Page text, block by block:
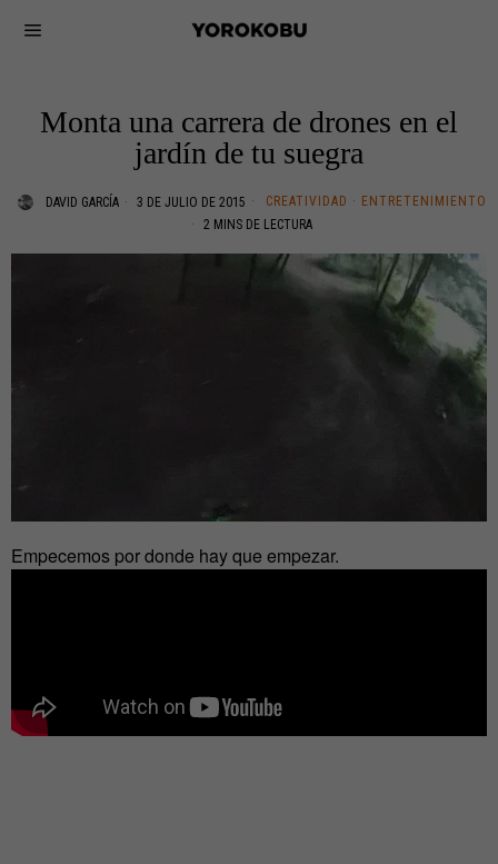
Monta una carrera de drones en el
jardín de tu suegra
DAVID GARCÍA 3 DE JULIO DE 2015 CREATIVIDAD · ENTRETENIMIENTO
2 MINS DE LECTURA
Empecemos por donde hay que empezar.